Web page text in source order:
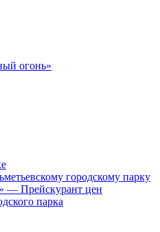
огонь»
городскому парку
— Прейскурант цен
парка